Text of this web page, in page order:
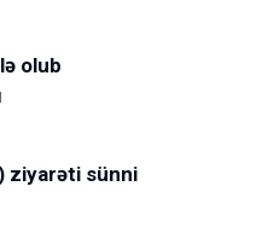
olub
ziyarəti sünni